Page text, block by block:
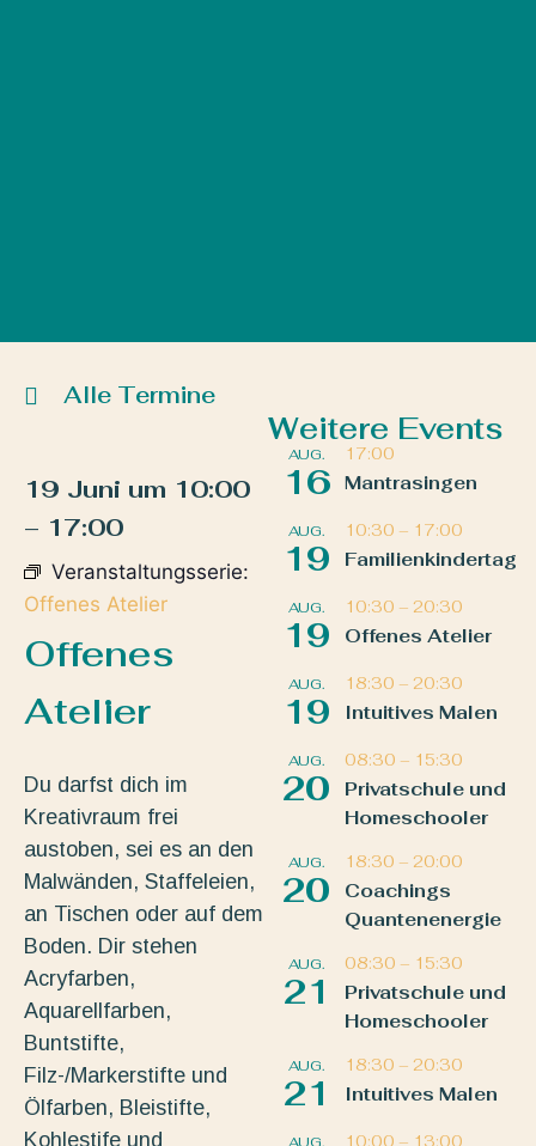
Alle Termine
19 Juni um 10:00
– 17:00
Veranstaltungsserie:
Offenes Atelier
Offenes
Atelier
Du darfst dich im
Kreativraum frei
austoben, sei es an den
Malwänden, Staffeleien,
an Tischen oder auf dem
Boden. Dir stehen
Acryfarben,
Aquarellfarben,
Buntstifte,
Filz-/Markerstifte und
Ölfarben, Bleistifte,
Kohlestife und
Weitere Events
AUG.
16
17:00
Mantrasingen
AUG.
19
10:30 – 17:00
Familienkindertag
AUG.
19
10:30 – 20:30
Offenes Atelier
AUG.
19
18:30 – 20:30
Intuitives Malen
AUG.
20
08:30 – 15:30
Privatschule und
Homeschooler
AUG.
20
18:30 – 20:00
Coachings
Quantenenergie
AUG.
21
08:30 – 15:30
Privatschule und
Homeschooler
AUG.
21
18:30 – 20:30
Intuitives Malen